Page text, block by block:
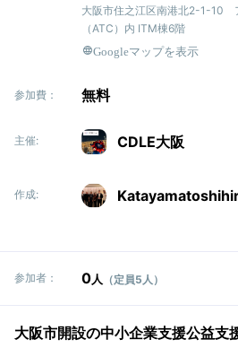
大阪市住之江区南港北2-1-10
（ATC）内 ITM棟6階
Googleマップを表示
参加費： 無料
主催: CDLE大阪
作成:
参加者： 0人 （定員5人）
大阪市開設の中小企業支援公益支